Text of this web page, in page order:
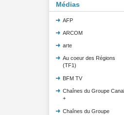
Médias
AFP
ARCOM
arte
Au coeur des Régions
(TF1)
BFM TV
Chaînes du Groupe Canal
+
Chaînes du Groupe